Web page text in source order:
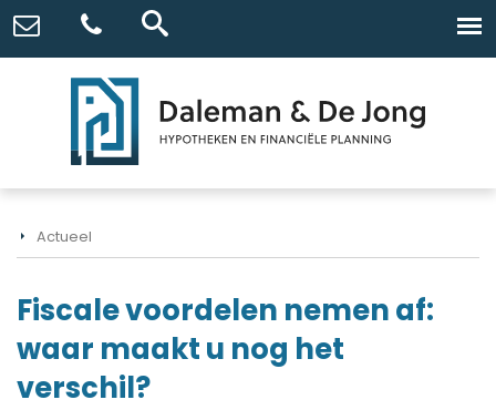
Actueel
Fiscale voordelen nemen af:
waar maakt u nog het
verschil?